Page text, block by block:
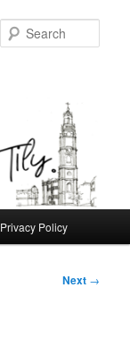
Privacy Policy
Next →